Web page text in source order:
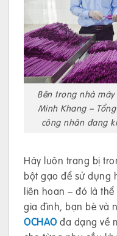
Bên trong nhà
Minh Khang –
công nhân đang
Hãy luôn trang bị
bột gạo để sử dụng
liên hoan – đó là
gia đình, bạn bè và
OCHAO đa dạng về